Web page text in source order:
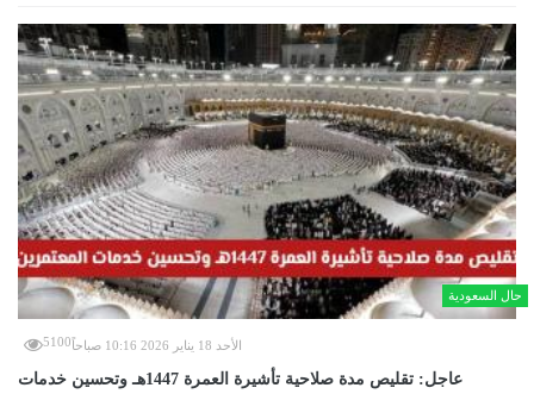
حال السعودية
الأحد 18 يناير 2026 10:16 صباحاً 5100
عاجل: تقليص مدة صلاحية تأشيرة العمرة 1447هـ وتحسين خدمات